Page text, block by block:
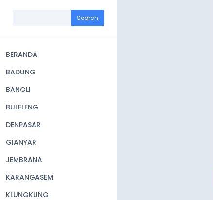
navigation
BERANDA
BADUNG
BANGLI
BULELENG
DENPASAR
GIANYAR
JEMBRANA
KARANGASEM
KLUNGKUNG